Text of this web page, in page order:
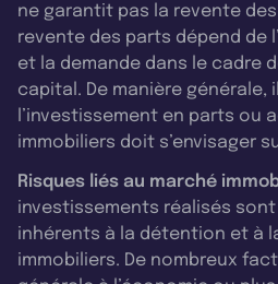
ne garantit pas la revente des
revente des parts dépend de
et la demande dans le cadre
capital. De manière générale,
l’investissement en parts ou
immobiliers doit s’envisager
Risques liés au marché
investissements réalisés
inhérents à la détention et à
immobiliers. De nombreux